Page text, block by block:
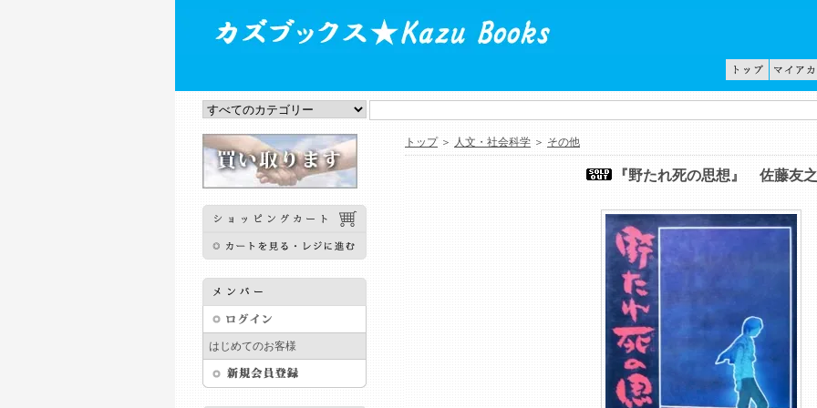
はじめてのお客様
トップ ＞ 人文・社会科学 ＞ その他
『野たれ死の思想』 佐藤友之